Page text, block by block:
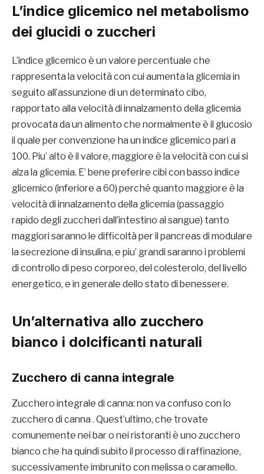
L’indice glicemico nel metabolismo
dei glucidi o zuccheri
L’indice glicemico è un valore percentuale che
rappresenta la velocità con cui aumenta la glicemia in
seguito all’assunzione di un determinato cibo,
rapportato alla velocità di innalzamento della glicemia
provocata da un alimento che normalmente è il glucosio
il quale per convenzione ha un indice glicemico pari a
100. Piu’ alto è il valore, maggiore è la velocità con cui si
alza la glicemia. E’ bene preferire cibi con basso indice
glicemico (inferiore a 60) perché quanto maggiore è la
velocità di innalzamento della glicemia (passaggio
rapido degli zuccheri dall’intestino al sangue) tanto
maggiori saranno le difficoltà per il pancreas di modulare
la secrezione di insulina, e piu’ grandi saranno i problemi
di controllo di peso corporeo, del colesterolo, del livello
energetico, e in generale dello stato di benessere.
Un’alternativa allo zucchero
bianco i dolcificanti naturali
Zucchero di canna integrale
Zucchero integrale di canna: non va confuso con lo
zucchero di canna . Quest’ultimo, che trovate
comunemente nei bar o nei ristoranti è uno zucchero
bianco che ha quindi subito il processo di raffinazione,
successivamente imbrunito con melissa o caramello.